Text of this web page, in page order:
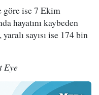
göre ise 7 Ekim
hayatını kaybeden
sayısı ise 174 bin
Eye